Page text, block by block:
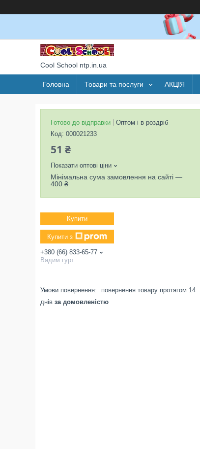
Cool School ntp.in.ua
Головна Товари та послуги АКЦІЯ
Готово до відправки
Оптом і в роздріб
Код: 000021233
51 ₴
Показати оптові ціни
Мінімальна сума замовлення на сайті —
400 ₴
Купити
Купити з
+380 (66) 833-65-77
Вадим гурт
повернення товару протягом 14
днів за домовленістю